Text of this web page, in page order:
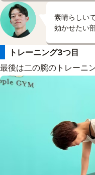
素晴らしい
効かせたい
トレーニング3つ目
最後は二の腕のトレーニ